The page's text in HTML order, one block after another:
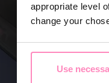
appropriate level
change your
Use